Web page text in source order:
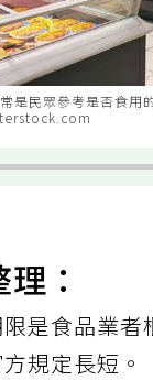
是民眾參考是否食用
：
是食品業者
規定長短。